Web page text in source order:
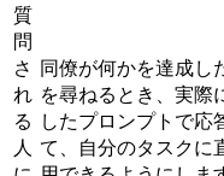
質
問
さ
れ
る
人
同僚が何かを達成し
を尋ねるとき、実際
したプロンプトで応
て、自分のタスクに